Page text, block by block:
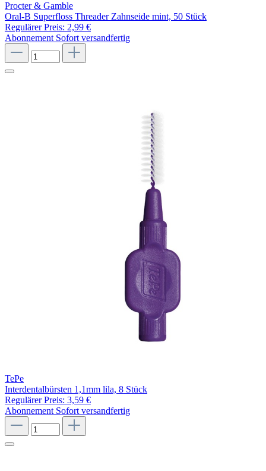
Procter & Gamble
Oral-B Superfloss Threader Zahnseide mint, 50 Stück
Regulärer Preis: 2,99 €
Abonnement Sofort versandfertig
TePe
Interdentalbürsten 1,1mm lila, 8 Stück
Regulärer Preis: 3,59 €
Abonnement Sofort versandfertig